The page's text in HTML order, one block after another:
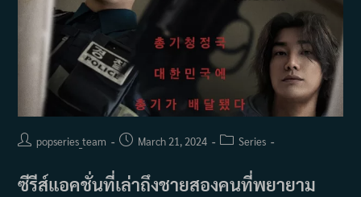
Postpopseries_team
PostMarch 21, 2024
PostSeries
ซีรีส์แอคชั่นที่เล่าถึงชายสองคนที่พยายาม